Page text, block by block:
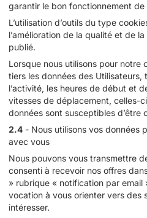
garantir le bon fonctionnement de
L’utilisation d’outils du type
l’amélioration de la qualité et de
publié.
Lorsque nous utilisons pour notre
tiers les données des Utilisateurs,
l’activité, les heures de début et
vitesses de déplacement, celles-
données sont susceptibles d’être
2.4 - Nous utilisons vos données
avec vous
Nous pouvons vous transmettre
consenti à recevoir nos offres
» rubrique « notification par email
vocation à vous orienter vers des
intéresser.